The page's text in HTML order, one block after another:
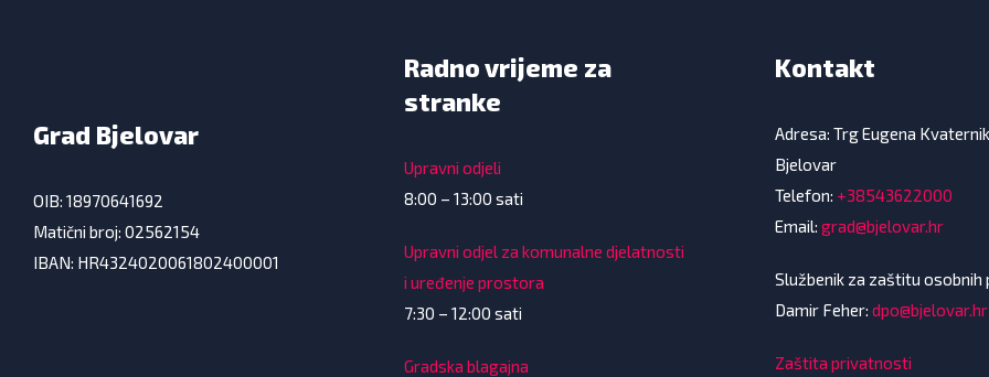
Grad Bjelovar
OIB: 18970641692
Matični broj: 02562154
IBAN: HR4324020061802400001
Radno vrijeme za
stranke
Upravni odjeli
8:00 – 13:00 sati
Upravni odjel za komunalne djelatnosti
i uređenje prostora
7:30 – 12:00 sati
Gradska blagajna
Kontakt
Adresa: Trg Eugena
Bjelovar
Telefon: +38543622000
Email: grad@bjelovar.hr
Službenik za zaštitu osobnih
Damir Feher: dpo@bjelovar.hr
Zaštita privatnosti